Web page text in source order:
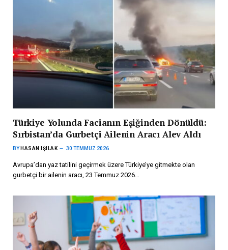
Türkiye Yolunda Facianın Eşiğinden Dönüldü:
Sırbistan’da Gurbetçi Ailenin Aracı Alev Aldı
BY HASAN IŞILAK 30 TEMMUZ 2026
Avrupa’dan yaz tatilini geçirmek üzere Türkiye’ye gitmekte olan
gurbetçi bir ailenin aracı, 23 Temmuz 2026…